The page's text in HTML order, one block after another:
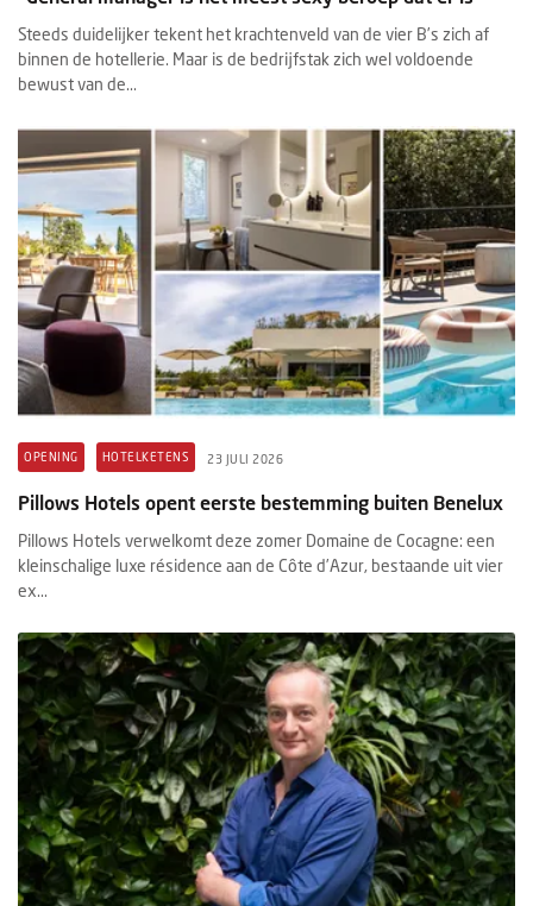
Steeds duidelijker tekent het krachtenveld van de vier B’s zich af
binnen de hotellerie. Maar is de bedrijfstak zich wel voldoende
bewust van de...
OPENING HOTELKETENS 23 JULI 2026
Pillows Hotels opent eerste bestemming buiten Benelux
Pillows Hotels verwelkomt deze zomer Domaine de Cocagne: een
kleinschalige luxe résidence aan de Côte d’Azur, bestaande uit vier
ex...